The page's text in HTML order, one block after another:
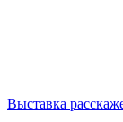
Выставка